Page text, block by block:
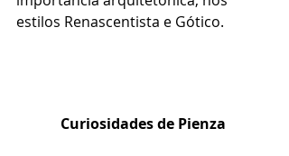
estilos Renascentista e Gótico.
Curiosidades de Pienza